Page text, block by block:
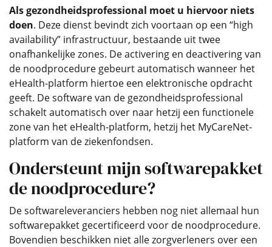
Als gezondheidsprofessional moet u hiervoor niets
doen. Deze dienst bevindt zich voortaan op een “high
availability” infrastructuur, bestaande uit twee
onafhankelijke zones. De activering en deactivering van
de noodprocedure gebeurt automatisch wanneer het
eHealth-platform hiertoe een elektronische opdracht
geeft. De software van de gezondheidsprofessional
schakelt automatisch over naar hetzij een functionele
zone van het eHealth-platform, hetzij het MyCareNet-
platform van de ziekenfondsen.
Ondersteunt mijn softwarepakket
de noodprocedure?
De softwareleveranciers hebben nog niet allemaal hun
softwarepakket gecertificeerd voor de noodprocedure.
Bovendien beschikken niet alle zorgverleners over een